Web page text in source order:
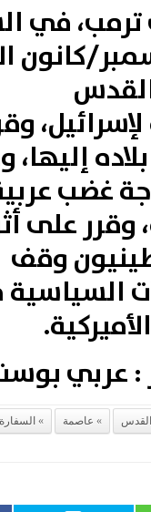
ترمب، في
كانون
بالقدس
إليها،
غضب
وقرر على
وقف
: عربي
القدس عاصمة السفارة